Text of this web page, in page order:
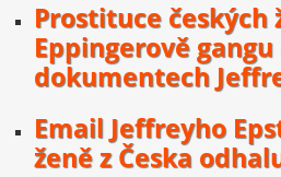
Prostituce českých
Eppingerově
dokumentech
Email Jeffreyho
ženě z Česka